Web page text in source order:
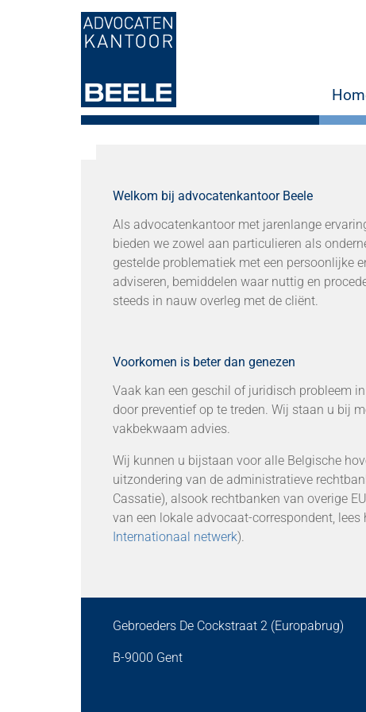
Spring naar hoofd-inhoud
Welkom bij advocatenkantoor Beele
Als advocatenkantoor met jarenlange
bieden we zowel aan particulieren als
gestelde problematiek met een persoonlijke
adviseren, bemiddelen waar nuttig en
steeds in nauw overleg met de cliënt.
Voorkomen is beter dan genezen
Vaak kan een geschil of juridisch probleem
door preventief op te treden. Wij staan u bij
vakbekwaam advies.
Wij kunnen u bijstaan voor alle Belgische
uitzondering van de administratieve
Cassatie), alsook rechtbanken van overige
van een lokale advocaat-correspondent, lees
Internationaal netwerk).
Gebroeders De Cockstraat 2 (Europabrug)
B-9000 Gent